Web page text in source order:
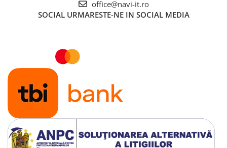
office@navi-it.ro
SOCIAL URMARESTE-NE IN SOCIAL MEDIA